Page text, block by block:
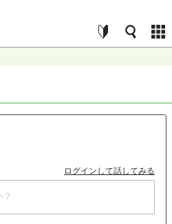
ログインして話してみる